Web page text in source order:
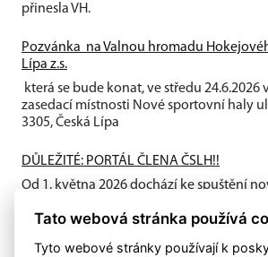
přinesla VH.
Pozvánka na Valnou hromadu
Lípa z.s.
která se bude konat, ve středu 24.6.2026
zasedací místnosti Nové sportovní haly
3305, Česká Lípa
DŮLEŽITÉ: PORTÁL ČLENA ČSLH!!
Od 1. května 2026 dochází ke spuštění
osob...
Tato webová stránka používá
Tyto webové stránky používají k